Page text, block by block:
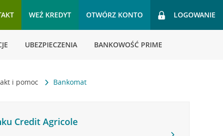
WEŹ KREDYT OTWÓRZ KONTO LOGOWANIE
UBEZPIECZENIA BANKOWOŚĆ PRIME
i pomoc Bankomat
Credit Agricole